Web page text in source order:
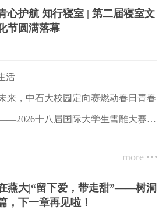
心护航 知行寝室 | 第二届寝室文
节圆满落幕
活
来，中石大校园定向赛燃动春日青春
雪筑梦想，智启未来——2026十八届国际大学生雪雕大赛闭幕式
more
燕大|“留下爱，带走甜”——树洞
，下一章再见啦！